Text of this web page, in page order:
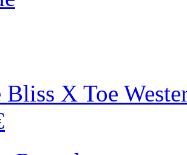
Bliss X Toe